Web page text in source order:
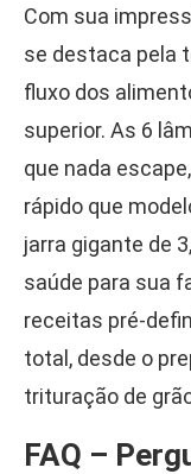
Com sua
se destaca pela
fluxo dos
superior. As 6
que nada
rápido que
jarra gigante de
saúde para sua
receitas pré-
total, desde o
trituração de
FAQ –